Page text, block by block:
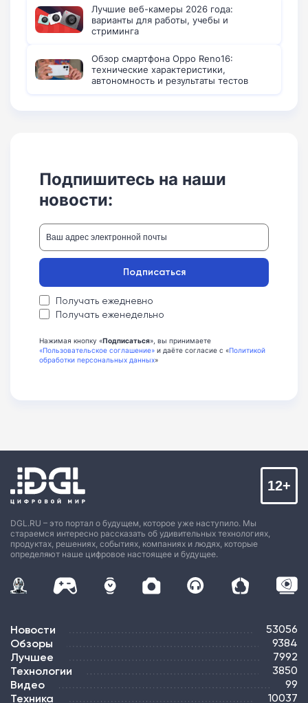
Лучшие веб-камеры 2026 года:
варианты для работы, учебы и
стриминга
Обзор смартфона Oppo Reno16:
технические характеристики,
автономность и результаты тестов
Подпишитесь на наши
новости:
Получать ежедневно
Получать еженедельно
Подписаться
Нажимая кнопку «Подписаться», вы принимаете
«Пользовательское соглашение» и даёте согласие с «Политикой
обработки персональных данных»
DGL.RU – это портал о будущем, которое уже наступило. Мы
стараемся интересно рассказать об удивительных технологиях,
продуктах, решениях, событиях, компаниях и людях, которые
определяют наше цифровое настоящее и будущее.
12+
Новости 53056
Обзоры 9384
Лучшее 7992
Технологии 3850
Видео 99
Техника 10037